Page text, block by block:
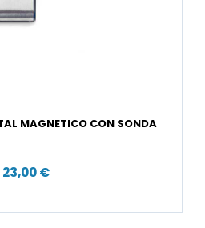
MAGNETICO CON SONDA
23,00 €